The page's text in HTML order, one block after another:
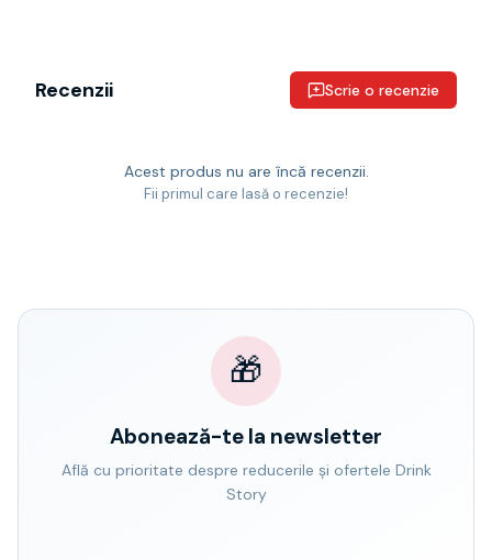
Recenzii Scrie o recenzie
Acest produs nu are încă recenzii.
Fii primul care lasă o recenzie!
🎁
Abonează-te la newsletter
Află cu prioritate despre reducerile și ofertele Drink
Story